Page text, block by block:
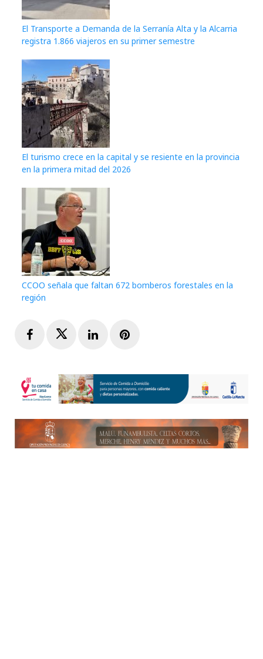
El Transporte a Demanda de la Serranía Alta y la Alcarria
registra 1.866 viajeros en su primer semestre
El turismo crece en la capital y se resiente en la provincia
en la primera mitad del 2026
CCOO señala que faltan 672 bomberos forestales en la
región
FacebookTwitterLinkedInPinterest